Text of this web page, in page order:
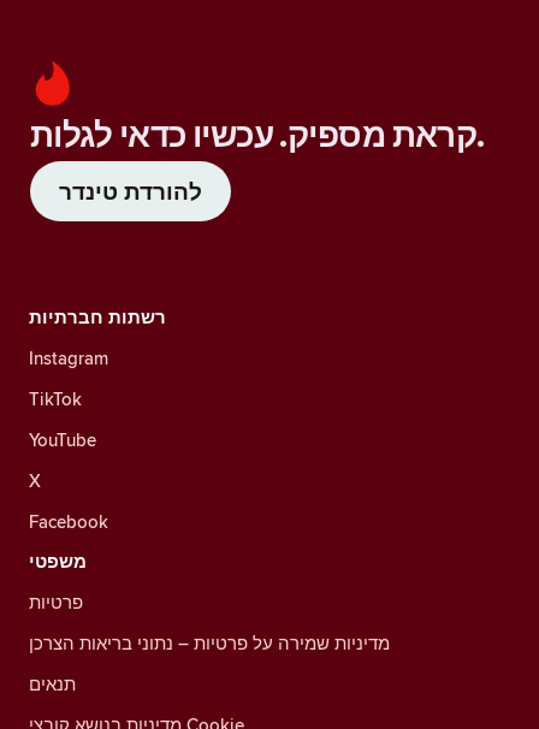
קראת מספיק. עכשיו כדאי לגלות.
להורדת טינדר
רשתות חברתיות
Instagram
TikTok
YouTube
X
Facebook
משפטי
פרטיות
מדיניות שמירה על פרטיות – נתוני בריאות הצרכן
תנאים